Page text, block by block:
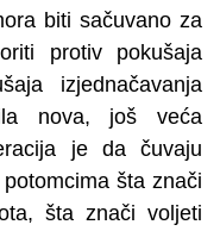
biti sačuvano za
protiv pokušaja
izjednačavanja
nova, još veća
je da čuvaju
šta znači
šta znači voljeti